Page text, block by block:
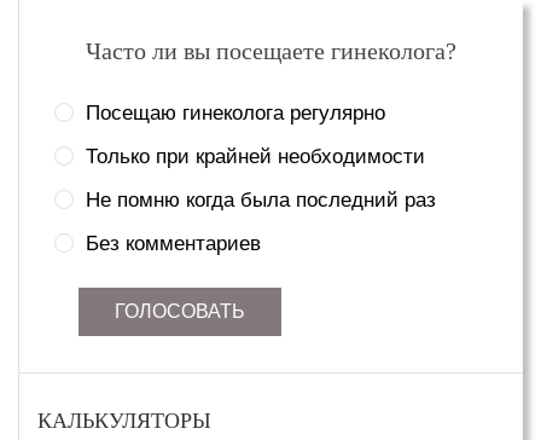
Часто ли вы посещаете гинеколога?
Посещаю гинеколога регулярно
Только при крайней необходимости
Не помню когда была последний раз
Без комментариев
ГОЛОСОВАТЬ
КАЛЬКУЛЯТОРЫ